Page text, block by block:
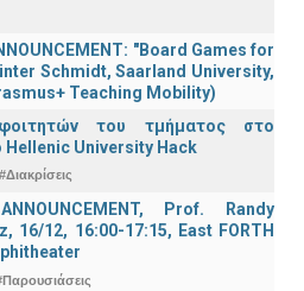
"Board Games for
Schmidt, Saarland University,
Teaching Mobility)
του τμήματος στο
Hellenic University Hack
#Διακρίσεις
Prof. Randy
16/12, 16:00-17:15, East FORTH